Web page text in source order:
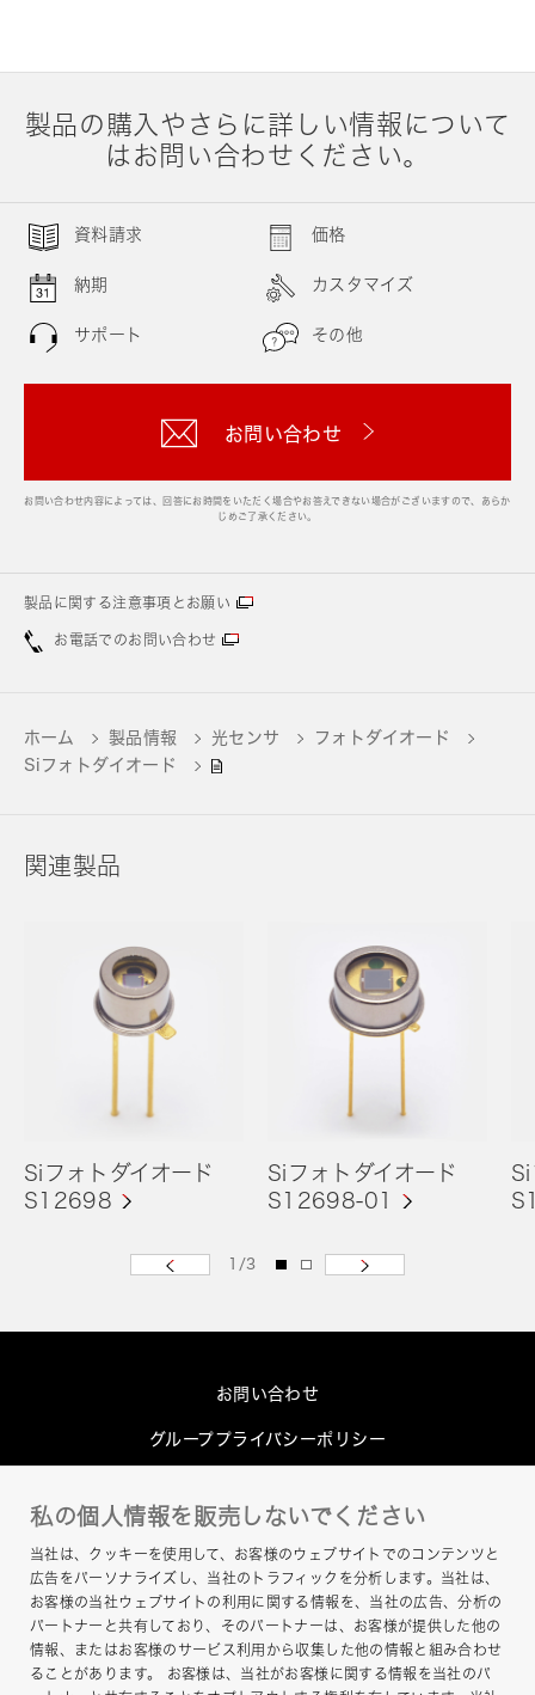
製品の購入やさらに詳しい情報について
はお問い合わせください。
資料請求 価格
納期 カスタマイズ
サポート その他
お問い合わせ
お問い合わせ内容によっては、回答にお時間をいただく場合やお答えできない場合がございますので、あらか
じめご了承ください。
製品に関する注意事項とお願い
お電話でのお問い合わせ
ホーム 製品情報 光センサ
フォトダイオード
Siフォトダイオード
関連製品
Siフォトダイオード
S12698
Siフォトダイオード
S12698-01
1 /3
お問い合わせ
グループプライバシーポリシー
このサイトについて
ヘルプ
サイトマップ
私の個人情報を販売しないでください
当社は、クッキーを使用して、お客様のウェブサイトでのコンテンツと
広告をパーソナライズし、当社のトラフィックを分析します。当社は、
お客様の当社ウェブサイトの利用に関する情報を、当社の広告、分析の
パートナーと共有しており、そのパートナーは、お客様が提供した他の
情報、またはお客様のサービス利用から収集した他の情報と組み合わせ
ることがあります。 お客様は、当社がお客様に関する情報を当社のパ